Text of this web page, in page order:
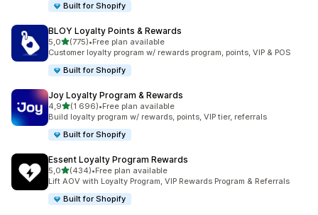
Built for Shopify
BLOY Loyalty Points & Rewards
5,0/ 5 tähteä
(775)
775 arvostelua yhteensä
•Free plan available
Customer loyalty program w/ rewards program, points, VIP & POS
Built for Shopify
Joy Loyalty Program & Rewards
4,9/ 5 tähteä
(1 696)
1696 arvostelua yhteensä
•Free plan available
Build loyalty program w/ rewards, points, VIP tier, referrals
Built for Shopify
Essent Loyalty Program Rewards
5,0/ 5 tähteä
(434)
434 arvostelua yhteensä
•Free plan available
Lift AOV with Loyalty Program, VIP Rewards Program & Referrals
Built for Shopify